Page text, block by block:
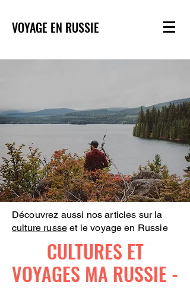
VOYAGE EN RUSSIE
Découvrez aussi nos articles sur la
culture russe et le voyage en Russie
CULTURES ET
VOYAGES MA RUSSIE -